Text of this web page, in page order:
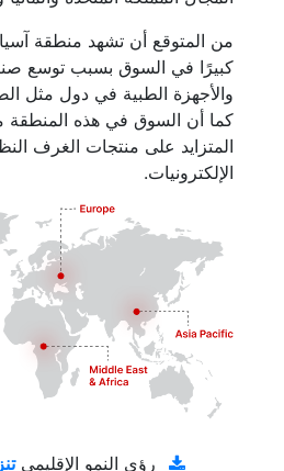
من المتوقع أن تشهد منطقة
كبيرًا في السوق بسبب توسع
والأجهزة الطبية في دول مثل
كما أن السوق في هذه المنطقة
المتزايد على منتجات الغرف
الإلكترونيات.
رؤى النمو الإقليمي